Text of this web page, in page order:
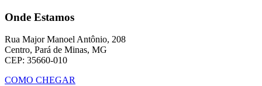
Onde Estamos
Rua Major Manoel Antônio, 208
Centro, Pará de Minas, MG
CEP: 35660-010
COMO CHEGAR